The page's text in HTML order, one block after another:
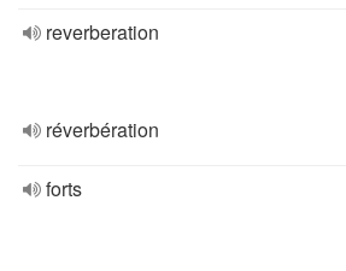
reverberation
réverbération
forts